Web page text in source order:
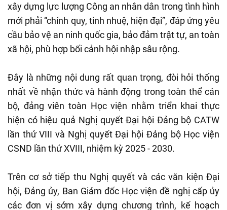
xây dựng lực lượng Công an nhân dân trong tình hình
mới phải “chính quy, tinh nhuệ, hiện đại”, đáp ứng yêu
cầu bảo vệ an ninh quốc gia, bảo đảm trật tự, an toàn
xã hội, phù hợp bối cảnh hội nhập sâu rộng.
Đây là những nội dung rất quan trọng, đòi hỏi thống
nhất về nhận thức và hành động trong toàn thể cán
bộ, đảng viên toàn Học viện nhằm triển khai thực
hiện có hiệu quả Nghị quyết Đại hội Đảng bộ CATW
lần thứ VIII và Nghị quyết Đại hội Đảng bộ Học viện
CSND lần thứ XVIII, nhiệm kỳ 2025 - 2030.
Trên cơ sở tiếp thu Nghị quyết và các văn kiện Đại
hội, Đảng ủy, Ban Giám đốc Học viện đề nghị cấp ủy
các đơn vị sớm xây dựng chương trình, kế hoạch